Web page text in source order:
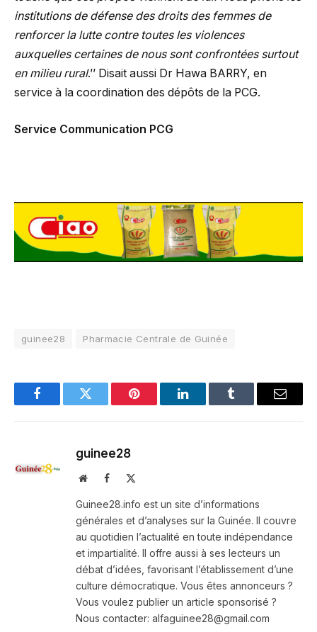
institutions de défense des droits des femmes de
renforcer la lutte contre toutes les violences
auxquelles certaines de nous sont confrontées surtout
en milieu rural.’’ Disait aussi Dr Hawa BARRY, en
service à la coordination des dépôts de la PCG.
Service Communication PCG
guinee28 Pharmacie Centrale de Guinée
FacebookTwitter Pinterest LinkedInTumblr Email
guinee28
WebsiteFacebook
Guinee28.info est un site d’informations
générales et d’analyses sur la Guinée. Il couvre
au quotidien l’actualité en toute indépendance
et impartialité. Il offre aussi à ses lecteurs un
débat d’idées, favorisant l’établissement d’une
culture démocratique. Vous êtes annonceurs ?
Vous voulez publier un article sponsorisé ?
Nous contacter: alfaguinee28@gmail.com